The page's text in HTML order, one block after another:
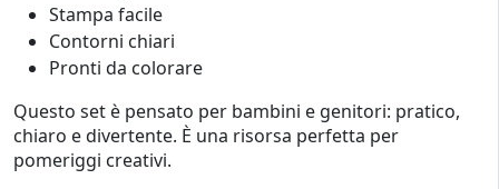
Stampa facile
Contorni chiari
Pronti da colorare
Questo set è pensato per bambini e genitori: pratico,
chiaro e divertente. È una risorsa perfetta per
pomeriggi creativi.